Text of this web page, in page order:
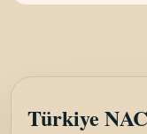
Türkiye